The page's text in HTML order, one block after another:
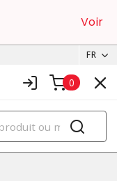
Voir
FR
0